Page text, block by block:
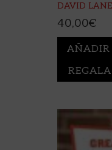
DAVID
40,00€
AÑADIR